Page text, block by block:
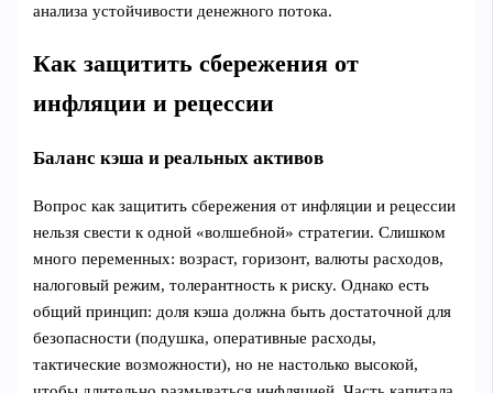
анализа устойчивости денежного потока.
Как защитить сбережения от
инфляции и рецессии
Баланс кэша и реальных активов
Вопрос как защитить сбережения от инфляции и рецессии
нельзя свести к одной «волшебной» стратегии. Слишком
много переменных: возраст, горизонт, валюты расходов,
налоговый режим, толерантность к риску. Однако есть
общий принцип: доля кэша должна быть достаточной для
безопасности (подушка, оперативные расходы,
тактические возможности), но не настолько высокой,